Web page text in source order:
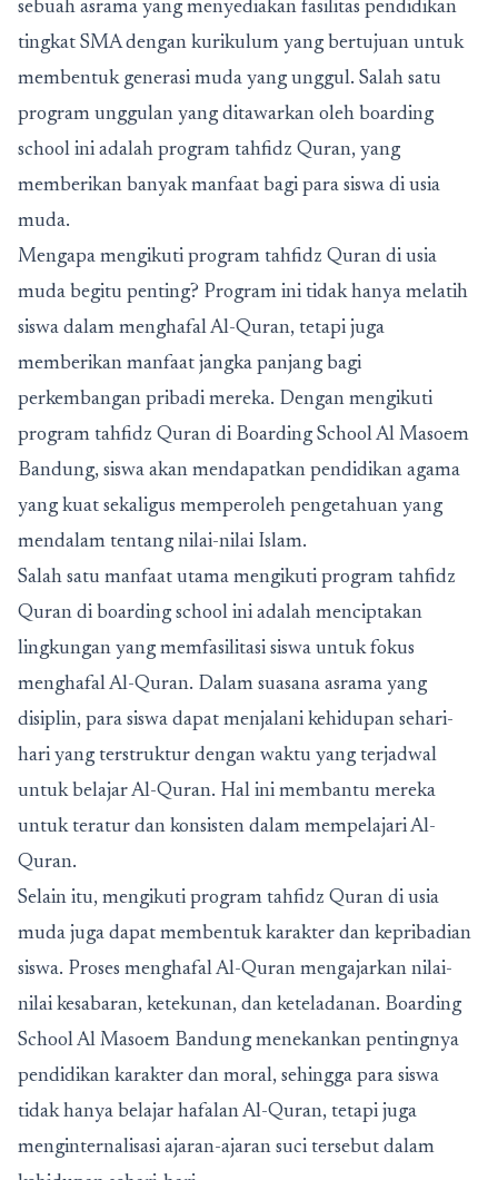
sebuah asrama yang menyediakan fasilitas pendidikan
tingkat SMA dengan kurikulum yang bertujuan untuk
membentuk generasi muda yang unggul. Salah satu
program unggulan yang ditawarkan oleh boarding
school ini adalah program tahfidz Quran, yang
memberikan banyak manfaat bagi para siswa di usia
muda.
Mengapa mengikuti program tahfidz Quran di usia
muda begitu penting? Program ini tidak hanya melatih
siswa dalam menghafal Al-Quran, tetapi juga
memberikan manfaat jangka panjang bagi
perkembangan pribadi mereka. Dengan mengikuti
program tahfidz Quran di Boarding School Al Masoem
Bandung, siswa akan mendapatkan pendidikan agama
yang kuat sekaligus memperoleh pengetahuan yang
mendalam tentang nilai-nilai Islam.
Salah satu manfaat utama mengikuti program tahfidz
Quran di boarding school ini adalah menciptakan
lingkungan yang memfasilitasi siswa untuk fokus
menghafal Al-Quran. Dalam suasana asrama yang
disiplin, para siswa dapat menjalani kehidupan sehari-
hari yang terstruktur dengan waktu yang terjadwal
untuk belajar Al-Quran. Hal ini membantu mereka
untuk teratur dan konsisten dalam mempelajari Al-
Quran.
Selain itu, mengikuti program tahfidz Quran di usia
muda juga dapat membentuk karakter dan kepribadian
siswa. Proses menghafal Al-Quran mengajarkan nilai-
nilai kesabaran, ketekunan, dan keteladanan. Boarding
School Al Masoem Bandung menekankan pentingnya
pendidikan karakter dan moral, sehingga para siswa
tidak hanya belajar hafalan Al-Quran, tetapi juga
menginternalisasi ajaran-ajaran suci tersebut dalam